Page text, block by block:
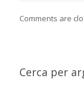
Comments are
Cerca per